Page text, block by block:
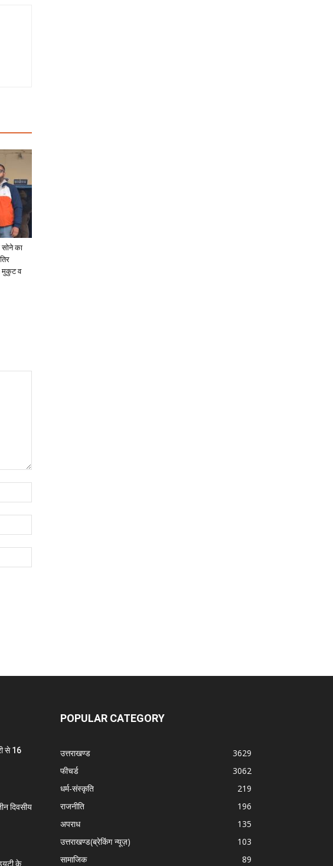
सोने का
मुकुट व
से 16
दिवसीय
के
POPULAR CATEGORY
उत्तराखण्ड
3629
फीचर्ड
3062
धर्म-संस्कृति
219
राजनीति
196
अपराध
135
उत्तराखण्ड(ब्रेकिंग न्यूज़)
103
सामाजिक
89